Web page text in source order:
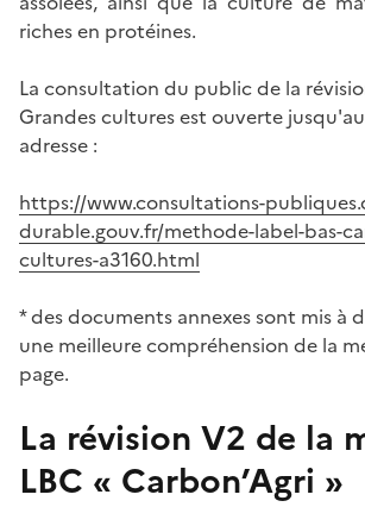
riches en protéines.
La consultation du public de la
Grandes cultures est ouverte
adresse :
https://www.consultations-
durable.gouv.fr/methode-label-bas-
cultures-a3160.html
* des documents annexes sont mis à
une meilleure compréhension de la
page.
La révision V2 de la
LBC « Carbon’Agri »